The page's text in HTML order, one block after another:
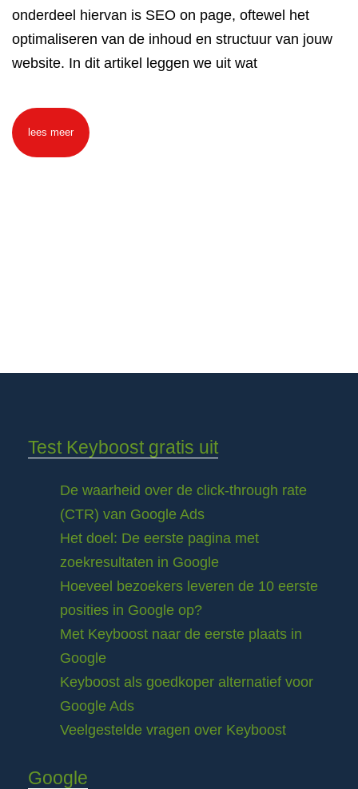
onderdeel hiervan is SEO on page, oftewel het
optimaliseren van de inhoud en structuur van jouw
website. In dit artikel leggen we uit wat
lees meer
Test Keyboost gratis uit
De waarheid over de click-through rate
(CTR) van Google Ads
Het doel: De eerste pagina met
zoekresultaten in Google
Hoeveel bezoekers leveren de 10 eerste
posities in Google op?
Met Keyboost naar de eerste plaats in
Google
Keyboost als goedkoper alternatief voor
Google Ads
Veelgestelde vragen over Keyboost
Google